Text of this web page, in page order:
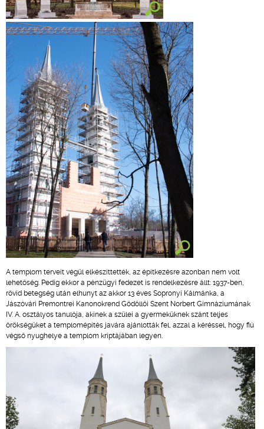
A templom terveit végül elkészíttették, az építkezésre azonban nem volt
lehetőség. Pedig ekkor a pénzügyi fedezet is rendelkezésre állt: 1937-ben,
rövid betegség után elhunyt az akkor 13 éves Sopronyi Kálmánka, a
Jászóvári Premontrei Kanonokrend Gödöllői Szent Norbert Gimnáziumának
IV. A. osztályos tanulója, akinek a szülei a gyermeküknek szánt teljes
örökségüket a templomépítés javára ajánlották fel, azzal a kéréssel, hogy fiú
végső nyughelye a templom kriptájában legyen.